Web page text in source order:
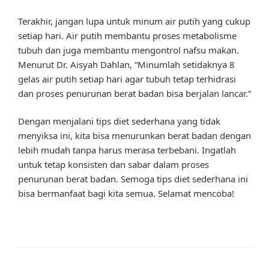
Terakhir, jangan lupa untuk minum air putih yang cukup
setiap hari. Air putih membantu proses metabolisme
tubuh dan juga membantu mengontrol nafsu makan.
Menurut Dr. Aisyah Dahlan, “Minumlah setidaknya 8
gelas air putih setiap hari agar tubuh tetap terhidrasi
dan proses penurunan berat badan bisa berjalan lancar.”
Dengan menjalani tips diet sederhana yang tidak
menyiksa ini, kita bisa menurunkan berat badan dengan
lebih mudah tanpa harus merasa terbebani. Ingatlah
untuk tetap konsisten dan sabar dalam proses
penurunan berat badan. Semoga tips diet sederhana ini
bisa bermanfaat bagi kita semua. Selamat mencoba!